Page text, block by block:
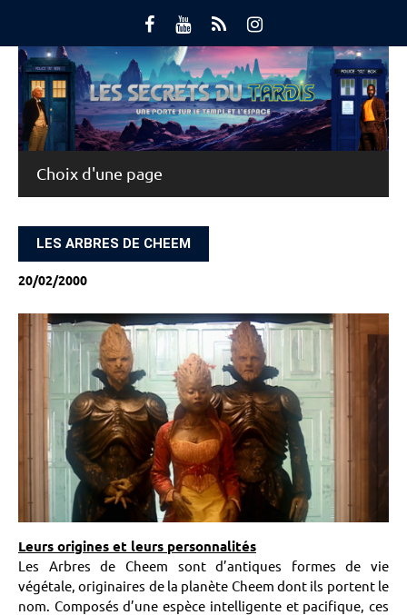
content
Main Menu
LES ARBRES DE CHEEM
20/02/2000
Leurs origines et leurs personnalités
Les Arbres de Cheem sont d’antiques formes de vie
végétale, originaires de la planète Cheem dont ils portent le
nom. Composés d’une espèce intelligente et pacifique, ces